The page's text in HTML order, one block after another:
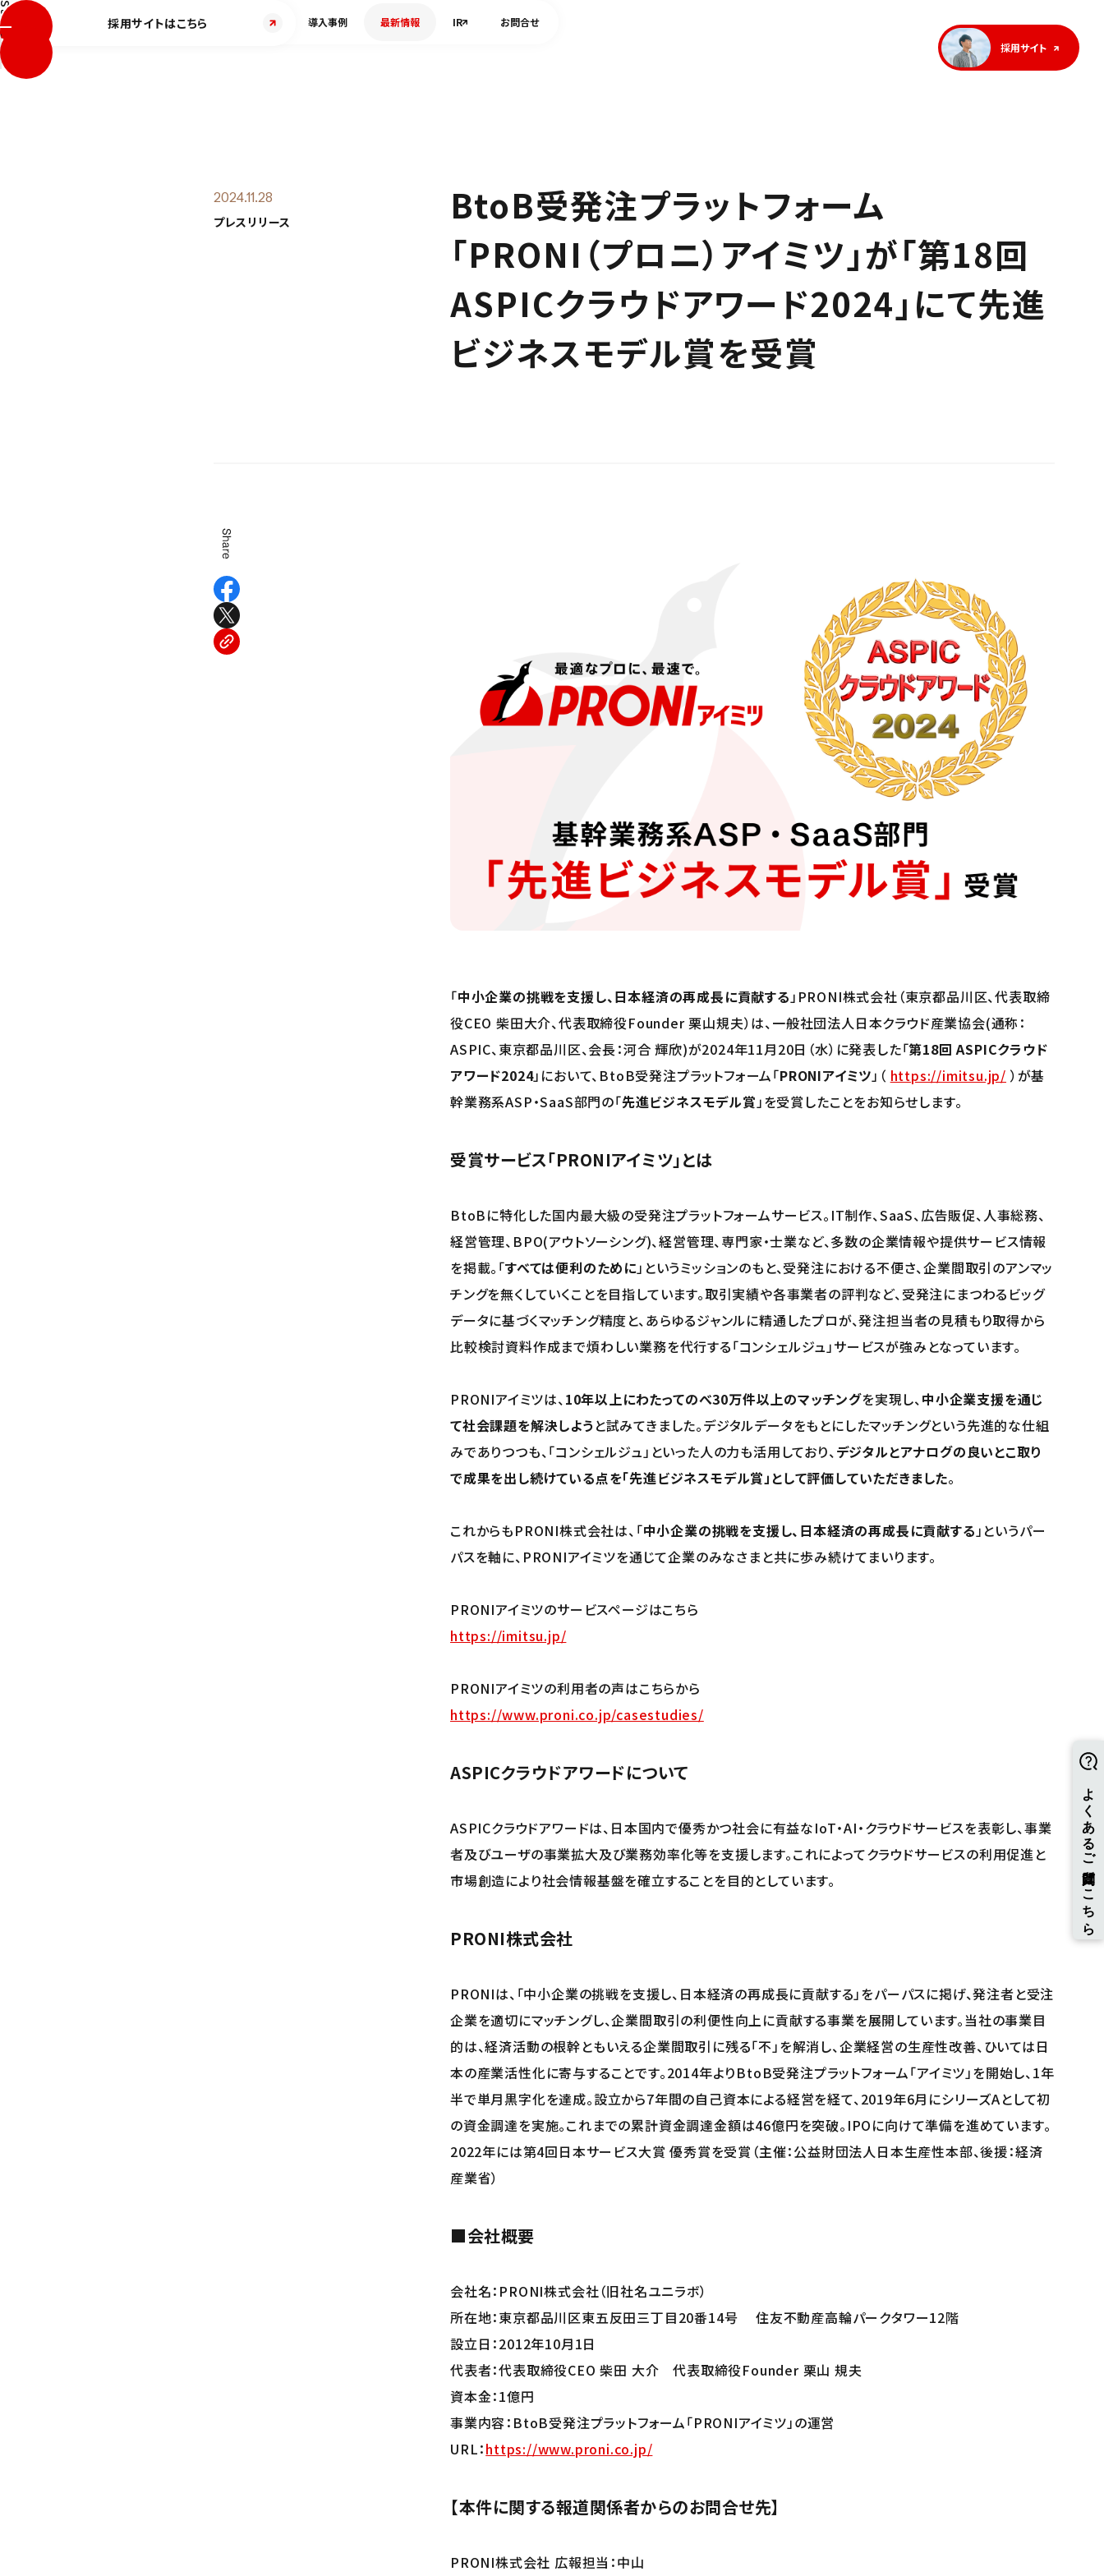
採用サイト
採用サイトはこちら
ブランド 会社について サービス 導入事例 最新情報 IR お問合せ
2024.11.28
プレスリリース
BtoB受発注プラットフォーム
「PRONI（プロニ）アイミツ」が「第18回
ASPICクラウドアワード2024」にて先進
ビジネスモデル賞を受賞
「中小企業の挑戦を支援し、日本経済の再成長に貢献する」PRONI株式会社（東京都品川区、代表取締
役CEO 柴田大介、代表取締役Founder 栗山規夫）は、一般社団法人日本クラウド産業協会(通称：
ASPIC、東京都品川区、会長：河合 輝欣)が2024年11月20日（水）に発表した「第18回 ASPICクラウド
アワード2024」において、BtoB受発注プラットフォーム「PRONIアイミツ」（ https://imitsu.jp/ ）が基
幹業務系ASP・SaaS部門の「先進ビジネスモデル賞」を受賞したことをお知らせします。
受賞サービス「PRONIアイミツ」とは
BtoBに特化した国内最大級の受発注プラットフォームサービス。IT制作、SaaS、広告販促、人事総務、
経営管理、BPO(アウトソーシング)、経営管理、専門家・士業など、多数の企業情報や提供サービス情報
を掲載。「すべては便利のために」というミッションのもと、受発注における不便さ、企業間取引のアンマッ
チングを無くしていくことを目指しています。取引実績や各事業者の評判など、受発注にまつわるビッグ
データに基づくマッチング精度と、あらゆるジャンルに精通したプロが、発注担当者の見積もり取得から
比較検討資料作成まで煩わしい業務を代行する「コンシェルジュ」サービスが強みとなっています。
PRONIアイミツは、10年以上にわたってのべ30万件以上のマッチングを実現し、中小企業支援を通じ
て社会課題を解決しようと試みてきました。デジタルデータをもとにしたマッチングという先進的な仕組
みでありつつも、「コンシェルジュ」といった人の力も活用しており、デジタルとアナログの良いとこ取り
で成果を出し続けている点を「先進ビジネスモデル賞」として評価していただきました。
これからもPRONI株式会社は、「中小企業の挑戦を支援し、日本経済の再成長に貢献する」というパー
パスを軸に、PRONIアイミツを通じて企業のみなさまと共に歩み続けてまいります。
PRONIアイミツのサービスページはこちら
https://imitsu.jp/
PRONIアイミツの利用者の声はこちらから
https://www.proni.co.jp/casestudies/
ASPICクラウドアワードについて
ASPICクラウドアワードは、日本国内で優秀かつ社会に有益なIoT・AI・クラウドサービスを表彰し、事業
者及びユーザの事業拡大及び業務効率化等を支援します。これによってクラウドサービスの利用促進と
市場創造により社会情報基盤を確立することを目的としています。
PRONI株式会社
PRONIは、「中小企業の挑戦を支援し、日本経済の再成長に貢献する」をパーパスに掲げ、発注者と受注
企業を適切にマッチングし、企業間取引の利便性向上に貢献する事業を展開しています。当社の事業目
的は、経済活動の根幹ともいえる企業間取引に残る「不」を解消し、企業経営の生産性改善、ひいては日
本の産業活性化に寄与することです。2014年よりBtoB受発注プラットフォーム「アイミツ」を開始し、1年
半で単月黒字化を達成。設立から7年間の自己資本による経営を経て、2019年6月にシリーズAとして初
の資金調達を実施。これまでの累計資金調達金額は46億円を突破。IPOに向けて準備を進めています。
2022年には第4回日本サービス大賞 優秀賞を受賞（主催：公益財団法人日本生産性本部、後援：経済
産業省）
■会社概要
会社名：PRONI株式会社（旧社名ユニラボ）
所在地：東京都品川区東五反田三丁目20番14号 住友不動産高輪パークタワー12階
設立日：2012年10月1日
代表者：代表取締役CEO 柴田 大介 代表取締役Founder 栗山 規夫
資本金：1億円
事業内容：BtoB受発注プラットフォーム「PRONIアイミツ」の運営
URL：https://www.proni.co.jp/
【本件に関する報道関係者からのお問合せ先】
PRONI株式会社 広報担当：中山